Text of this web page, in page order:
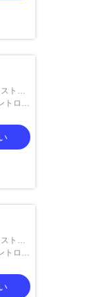
トレ
スト
ナー
ーナー
トロー
トレ
スト
ナー
ーナー
トロー